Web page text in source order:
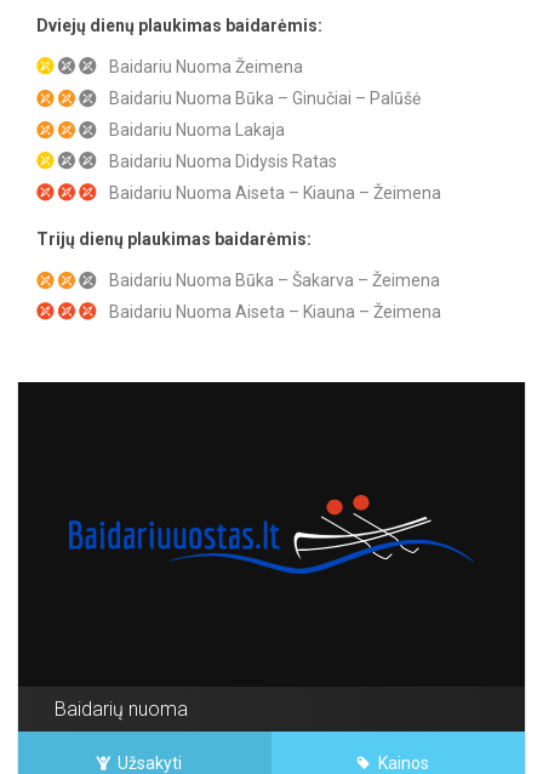
Dviejų dienų plaukimas baidarėmis:
Baidariu Nuoma Žeimena
Baidariu Nuoma Būka – Ginučiai – Palūšė
Baidariu Nuoma Lakaja
Baidariu Nuoma Didysis Ratas
Baidariu Nuoma Aiseta – Kiauna – Žeimena
Trijų dienų plaukimas baidarėmis:
Baidariu Nuoma Būka – Šakarva – Žeimena
Baidariu Nuoma Aiseta – Kiauna – Žeimena
Baidarių nuoma
Užsakyti Kainos